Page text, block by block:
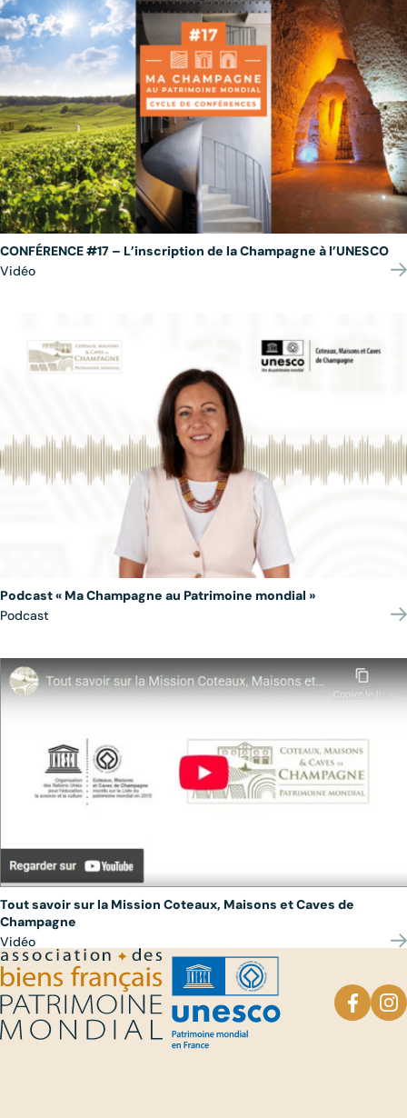
CONFÉRENCE #17 – L’inscription de la Champagne à l’UNESCO
Vidéo
Podcast « Ma Champagne au Patrimoine mondial »
Podcast
Tout savoir sur la Mission Coteaux, Maisons et Caves de
Champagne
Vidéo